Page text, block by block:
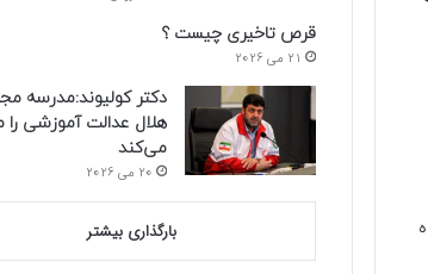
قرص تاخیری چیست ؟
21 می 2026
دکتر کولیوند:مدرسه
هلال عدالت آموزشی
می‌کند
20 می 2026
بارگذاری بیشتر